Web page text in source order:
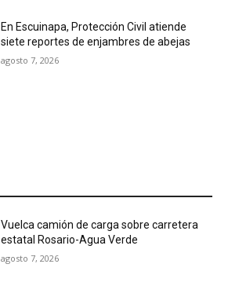
En Escuinapa, Protección Civil atiende
siete reportes de enjambres de abejas
agosto 7, 2026
Vuelca camión de carga sobre carretera
estatal Rosario-Agua Verde
agosto 7, 2026